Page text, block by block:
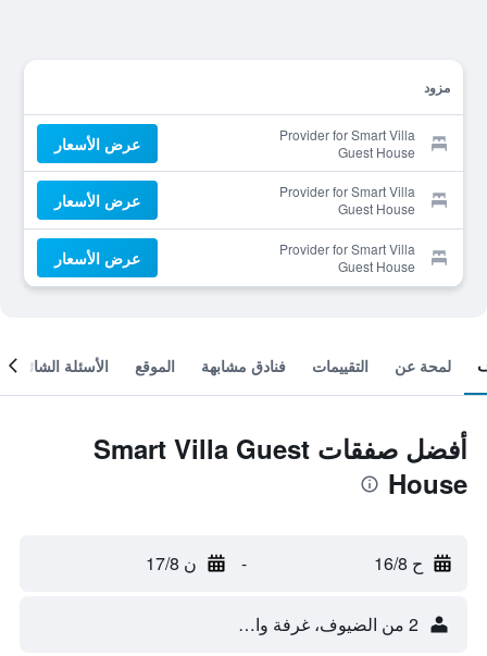
مزود
Provider for Smart Villa
Guest House
عرض الأسعار
Provider for Smart Villa
Guest House
عرض الأسعار
Provider for Smart Villa
Guest House
عرض الأسعار
لمحة عن التقييمات فنادق مشابهة الموقع الأسئلة الشائعة
أفضل صفقات Smart Villa Guest
House
ح 16/8 - ن 17/8
2 من الضيوف، غرفة واحدة